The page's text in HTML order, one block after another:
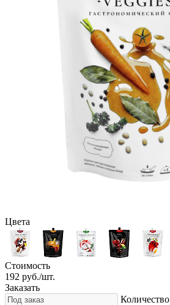
Цвета
Стоимость
192 руб./шт.
Заказать
Количество